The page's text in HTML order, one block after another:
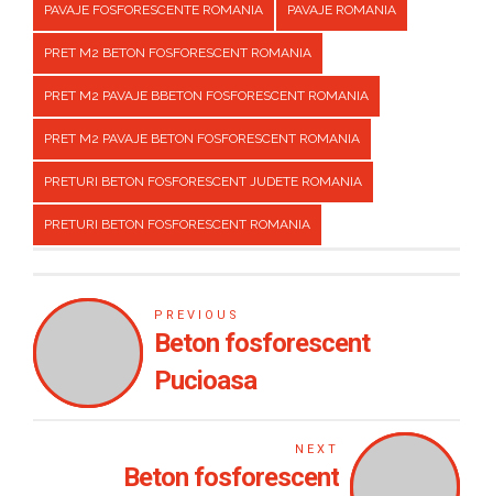
PAVAJE FOSFORESCENTE ROMANIA PAVAJE ROMANIA
PRET M2 BETON FOSFORESCENT ROMANIA
PRET M2 PAVAJE BBETON FOSFORESCENT ROMANIA
PRET M2 PAVAJE BETON FOSFORESCENT ROMANIA
PRETURI BETON FOSFORESCENT JUDETE ROMANIA
PRETURI BETON FOSFORESCENT ROMANIA
PREVIOUS
Beton fosforescent
Pucioasa
NEXT
Beton fosforescent